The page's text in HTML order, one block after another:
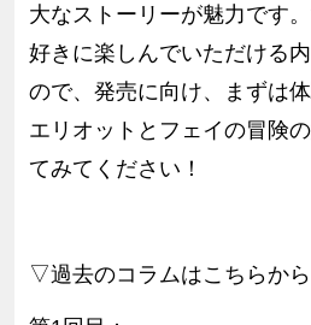
大なストーリーが魅力です
好きに楽しんでいただける
ので、発売に向け、まずは
エリオットとフェイの冒険
てみてください！
▽過去のコラムはこちらから